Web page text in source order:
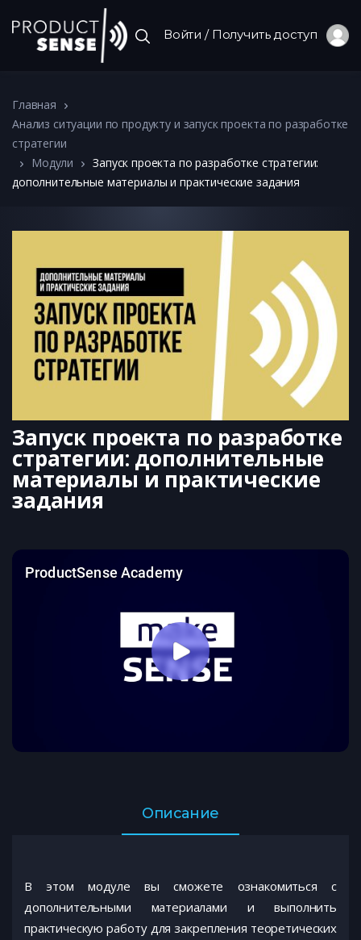
Войти / Получить доступ
Главная
Анализ ситуации по продукту и запуск проекта по разработке
стратегии
Модули
Запуск проекта по разработке стратегии:
дополнительные материалы и практические задания
Запуск проекта по разработке
стратегии: дополнительные
материалы и практические
задания
Описание
В этом модуле вы сможете ознакомиться с
дополнительными материалами и выполнить
практическую работу для закрепления теоретических